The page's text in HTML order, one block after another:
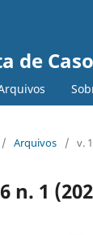
de
/ Arquivos / v.
n. 1